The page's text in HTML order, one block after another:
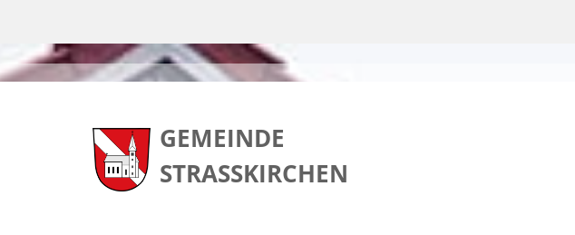
zum
Hauptmenu
zum
Seiteninhalt
zum
Footer
GEMEINDE
STRASSKIRCHEN